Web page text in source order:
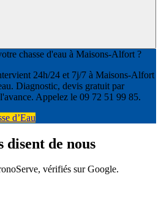
chasse d'eau à Maisons-Alfort ?
24h/24 et 7j/7 à Maisons-Alfort
Diagnostic, devis gratuit par
Appelez le 09 72 51 99 85.
d’Eau
disent de nous
vérifiés sur Google.